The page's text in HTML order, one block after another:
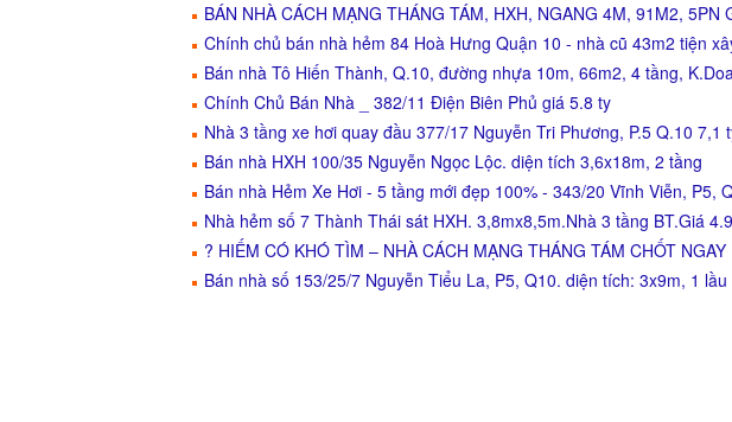
BÁN NHÀ CÁCH MẠNG THÁNG TÁM, HXH, NGANG 4M, 91M2, 5PN
Chính chủ bán nhà hẻm 84 Hoà Hưng Quận 10 - nhà cũ 43m2 tiện
Bán nhà Tô Hiến Thành, Q.10, đường nhựa 10m, 66m2, 4 tầng,
Chính Chủ Bán Nhà _ 382/11 Điện Biên Phủ giá 5.8 ty
Nhà 3 tầng xe hơi quay đầu 377/17 Nguyễn Tri Phương, P.5 Q.10 7,1
Bán nhà HXH 100/35 Nguyễn Ngọc Lộc. diện tích 3,6x18m, 2 tầng
Bán nhà Hẻm Xe Hơi - 5 tầng mới đẹp 100% - 343/20 Vĩnh Viễn, P5,
Nhà hẻm số 7 Thành Thái sát HXH. 3,8mx8,5m.Nhà 3 tầng BT.Giá
? HIẾM CÓ KHÓ TÌM – NHÀ CÁCH MẠNG THÁNG TÁM CHỐT NGAY
Bán nhà số 153/25/7 Nguyễn Tiểu La, P5, Q10. diện tích: 3x9m, 1